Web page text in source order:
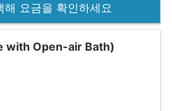
해 요금을 확인하세요
with Open-air Bath)